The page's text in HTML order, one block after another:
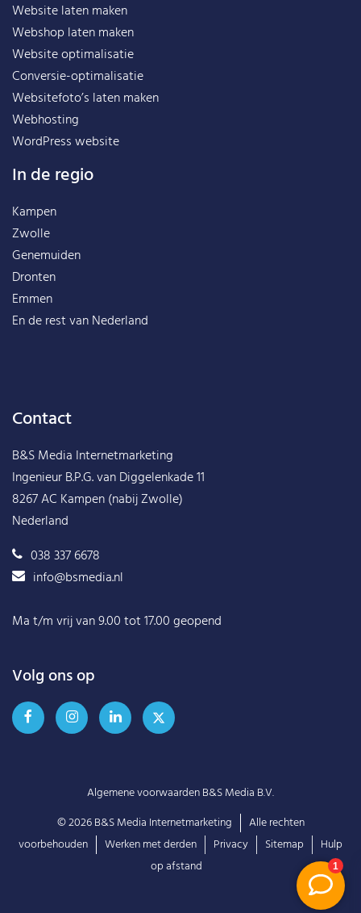
Website laten maken
Webshop laten maken
Website optimalisatie
Conversie-optimalisatie
Websitefoto’s laten maken
Webhosting
WordPress website
In de regio
Kampen
Zwolle
Genemuiden
Dronten
Emmen
En de rest vanNederland
Contact
B&S Media Internetmarketing
Ingenieur B.P.G. van Diggelenkade 11
8267 AC Kampen (nabij Zwolle)
Nederland
038 337 6678
info@bsmedia.nl
Ma t/m vrij van 9.00 tot 17.00 geopend
Volg ons op
Algemene voorwaarden B&S Media B.V.
© 2026B&S Media Internetmarketing
Alle rechten
voorbehouden
Werken met derden Privacy Sitemap
Hulp
op afstand